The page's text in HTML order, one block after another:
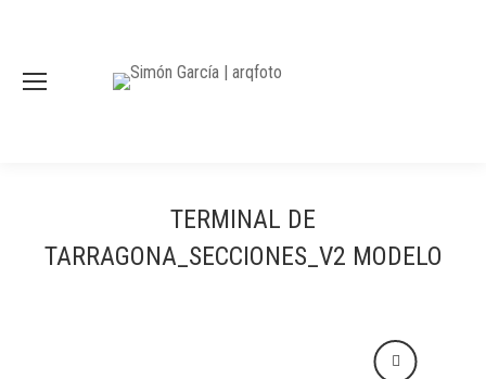
TERMINAL DE
TARRAGONA_SECCIONES_V2 MODELO